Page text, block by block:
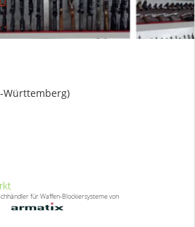
Württemberg)
für Waffen-Blockiersysteme von